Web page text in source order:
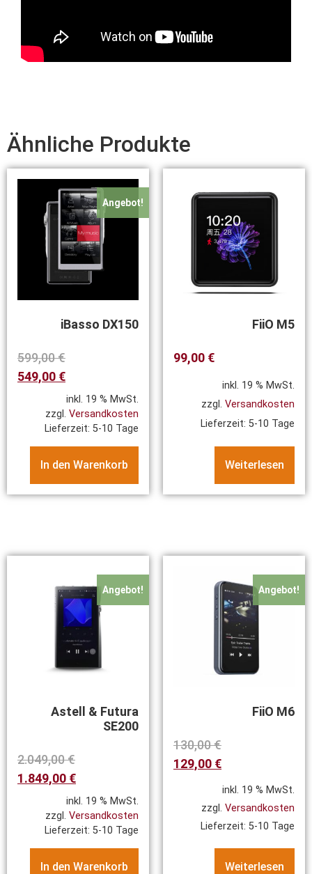
Ähnliche Produkte
Angebot!
iBasso DX150
599,00€
549,00 €
inkl. 19 % MwSt.
zzgl. Versandkosten
Lieferzeit: 5-10 Tage
In den Warenkorb
FiiO M5
99,00 €
inkl. 19 % MwSt.
zzgl. Versandkosten
Lieferzeit: 5-10 Tage
Weiterlesen
Angebot!
Astell & Futura
SE200
2.049,00€
1.849,00 €
inkl. 19 % MwSt.
zzgl. Versandkosten
Lieferzeit: 5-10 Tage
In den Warenkorb
Angebot!
FiiO M6
130,00€
129,00 €
inkl. 19 % MwSt.
zzgl. Versandkosten
Lieferzeit: 5-10 Tage
Weiterlesen